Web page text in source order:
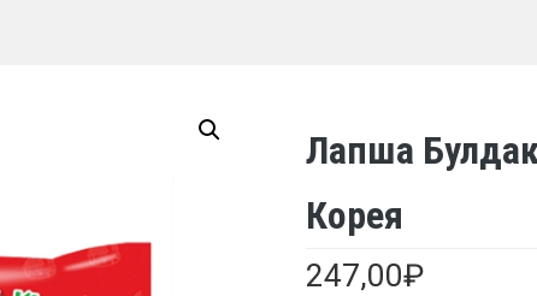
Лапша
Корея
247,00₽